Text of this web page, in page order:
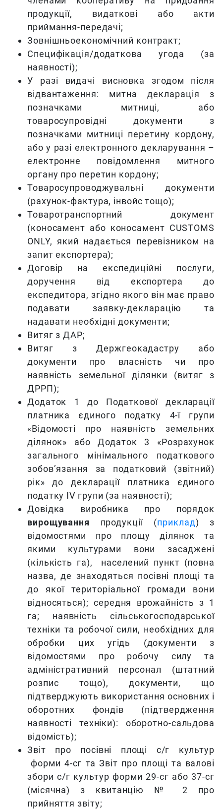
продукції, видаткові або акти
приймання-передачі;
Зовнішньоекономічний контракт;
Специфікація/додаткова угода (за
наявності);
У разі видачі висновка згодом після
відвантаження: митна декларація з
позначками митниці, або
товаросупровідні документи з
позначками митниці перетину кордону,
або у разі електронного декларування –
електронне повідомлення митного
органу про перетин кордону;
Товаросупроводжувальні документи
(рахунок-фактура, інвойс тощо);
Товаротранспортний документ
(коносамент або коносамент CUSTOMS
ONLY, який надається перевізником на
запит експортера);
Договір на експедиційні послуги,
доручення від експортера до
експедитора, згідно якого він має право
подавати заявку-декларацію та
надавати необхідні документи;
Витяг з ДАР;
Витяг з Держгеокадастру або
документи про власність чи про
наявність земельної ділянки (витяг з
ДРРП);
Додаток 1 до Податкової декларації
платника єдиного податку 4-ї групи
«Відомості про наявність земельних
ділянок» або Додаток 3 «Розрахунок
загального мінімального податкового
зобов’язання за податковий (звітний)
рік» до декларації платника єдиного
податку IV групи (за наявності);
Довідка виробника про порядок
вирощування продукції (приклад) з
відомостями про площу ділянок та
якими культурами вони засаджені
(кількість га), населений пункт (повна
назва, де знаходяться посівні площі та
до якої територіальної громади вони
відносяться); середня врожайність з 1
га; наявність сільськогосподарської
техніки та робочої сили, необхідних для
обробки цих угідь (документи з
відомостями про робочу силу та
адміністративний персонал (штатний
розпис тощо), документи, що
підтверджують використання основних і
оборотних фондів (підтвердження
наявності техніки): оборотно-сальдова
відомість);
Звіт про посівні площі с/г культур
форми 4-сг та Звіт про площі та валові
збори с/г культур форми 29-сг або 37-сг
(місячна) з квитанцію № 2 про
прийняття звіту;